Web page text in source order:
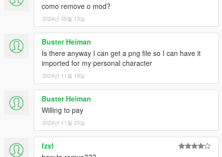
como remove o mod?
2024년 05월 13일
Buster Heiman
Is there anyway I can get a png file so I can have it
imported for my personal character
2024년 11월 19일
Buster Heiman
Willing to pay
2024년 11월 20일
fzxl